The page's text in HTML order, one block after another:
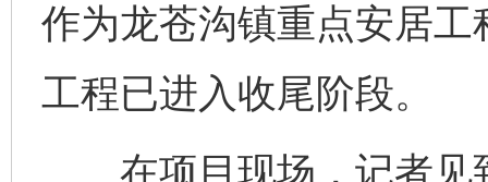
作为龙苍沟镇重点安居
工程已进入收尾阶段。
在项目现场，记者见